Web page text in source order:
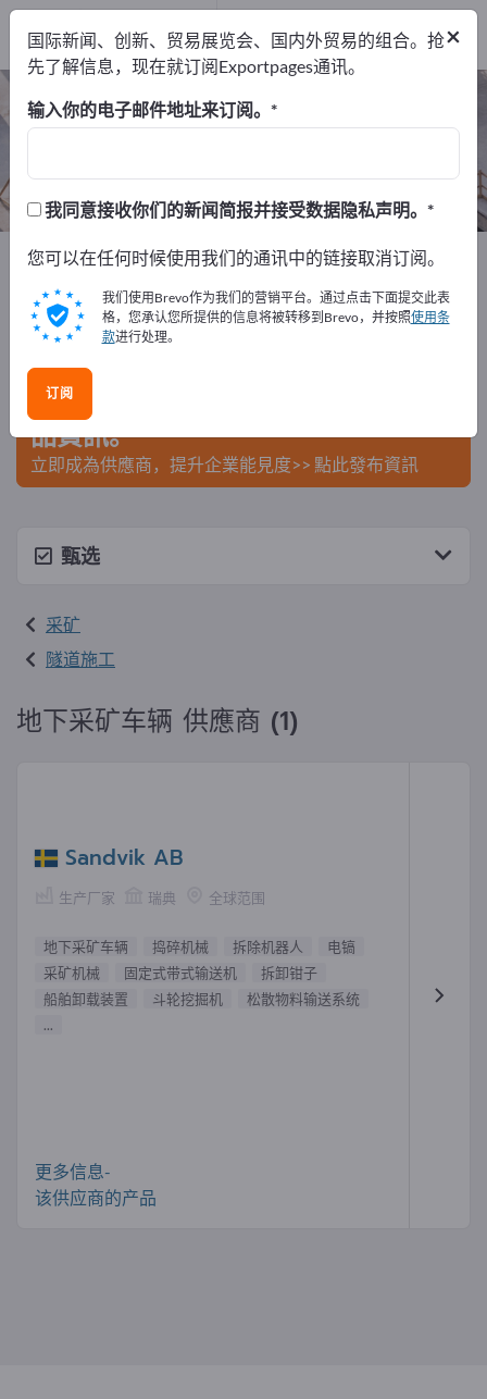
地下采矿车辆 – 查找制造商和供应商
1 1
出口商1
制造商1
Exportpages 原材料＆物料 采矿 地下采矿车辆
在Exportpages免費刊登廣告！
在Exportpages上發布您的公司與產
品資訊。
立即成為供應商，提升企業能見度>> 點此發布資訊
甄选
采矿
隧道施工
地下采矿车辆 供應商 (1)
Sandvik AB
生产厂家 瑞典 全球范围
地下采矿车辆 捣碎机械 拆除机器人
电镐
采矿机械
固定式带式输送机
拆卸钳子
船舶卸载装置
斗轮挖掘机
松散物料输送系统
...
更多信息-
该供应商的产品
×
国际新闻、创新、贸易展览会、国内外贸易的组合。抢
先了解信息，现在就订阅Exportpages通讯。
输入你的电子邮件地址来订阅。
我同意接收你们的新闻简报并接受数据隐私声明。
您可以在任何时候使用我们的通讯中的链接取消订阅。
我们使用Brevo作为我们的营销平台。通过点击下面提交此表
格，您承认您所提供的信息将被转移到Brevo，并按照使用条
款进行处理。
订阅